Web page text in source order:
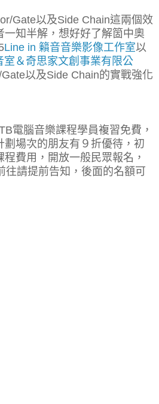
Gate以及Side Chain這兩個效
一知半解，想好好了解箇中奧
Line in 籟音音樂影像工作室以
室＆奇思家文創事業有限公
Gate以及Side Chain的實戰強化
電腦音樂課程學員複習免費，
劃場次的朋友有９折優待，初
費用，開放一般民眾報名，
往請提前告知，後面的名額可